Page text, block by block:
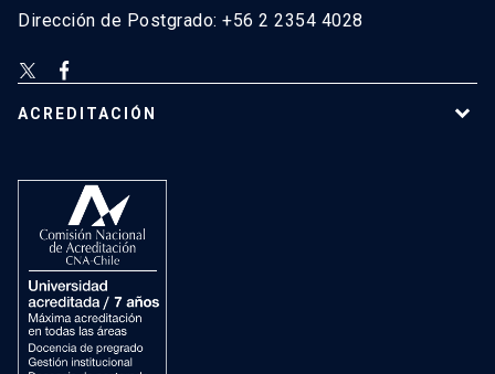
Dirección de Postgrado: +56 2 2354 4028
ACREDITACIÓN